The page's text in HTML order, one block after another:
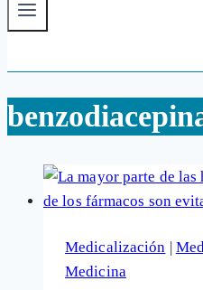
Medicalización
Medicina